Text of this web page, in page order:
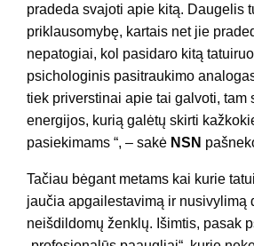
pradeda svajoti apie kitą. Daugelis
priklausomybę, kartais net jie
nepatogiai, kol pasidaro kitą
psichologinis pasitraukimo
tiek priverstinai apie tai galvoti, tam
energijos, kurią galėtų skirti
pasiekimams “, – sakė NSN
Tačiau bėgant metams kai kurie
jaučia apgailestavimą ir nusivylimą
neišdildomų ženklų. Išimtis, pasak